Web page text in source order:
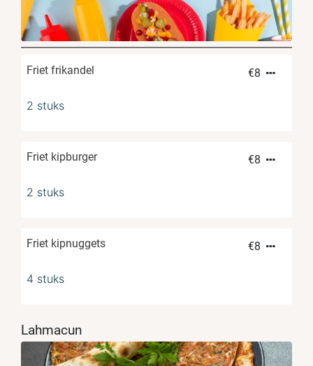
Friet frikandel €8
2 stuks
Friet kipburger €8
2 stuks
Friet kipnuggets €8
4 stuks
Lahmacun